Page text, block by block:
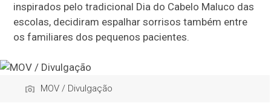
inspirados pelo tradicional Dia do Cabelo Maluco das
escolas, decidiram espalhar sorrisos também entre
os familiares dos pequenos pacientes.
MOV / Divulgação